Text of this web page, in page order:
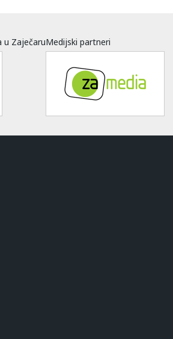
u ZaječaruMedijski partneri